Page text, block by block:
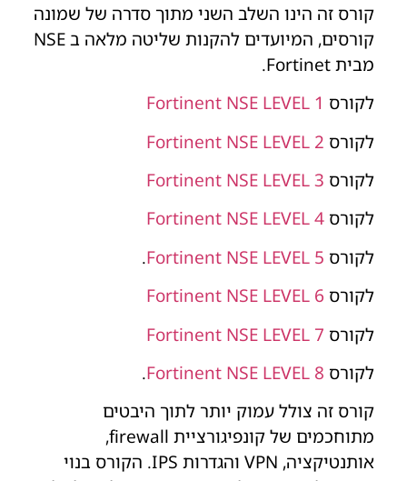
קורס זה הינו השלב השני מתוך סדרה של שמונה
קורסים, המיועדים להקנות שליטה מלאה ב NSE
מבית Fortinet.
לקורס Fortinent NSE LEVEL 1
לקורס Fortinent NSE LEVEL 2
לקורס Fortinent NSE LEVEL 3
לקורס Fortinent NSE LEVEL 4
לקורס Fortinent NSE LEVEL 5
.
לקורס Fortinent NSE LEVEL 6
לקורס Fortinent NSE LEVEL 7
לקורס Fortinent NSE LEVEL 8
.
קורס זה צולל עמוק יותר לתוך היבטים
מתוחכמים של קונפיגורציית firewall,
אותנטיקציה, VPN והגדרות IPS. הקורס בנוי